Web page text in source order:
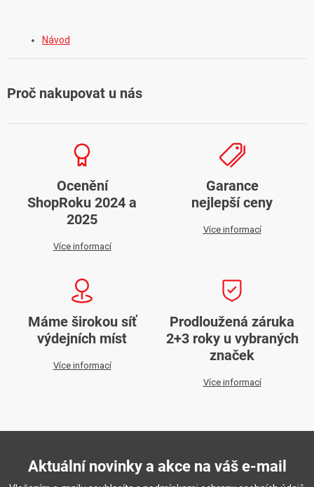
Návod
Proč nakupovat u nás
Ocenění
ShopRoku 2024 a
2025
Více informací
Garance
nejlepší ceny
Více informací
Máme širokou síť
výdejních míst
Více informací
Prodloužená záruka
2+3 roky u vybraných
značek
Více informací
Aktuální novinky a akce na váš e-mail